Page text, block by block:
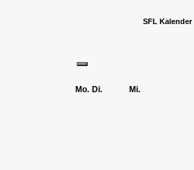
SFL Kalender
Mo. Di. Mi.